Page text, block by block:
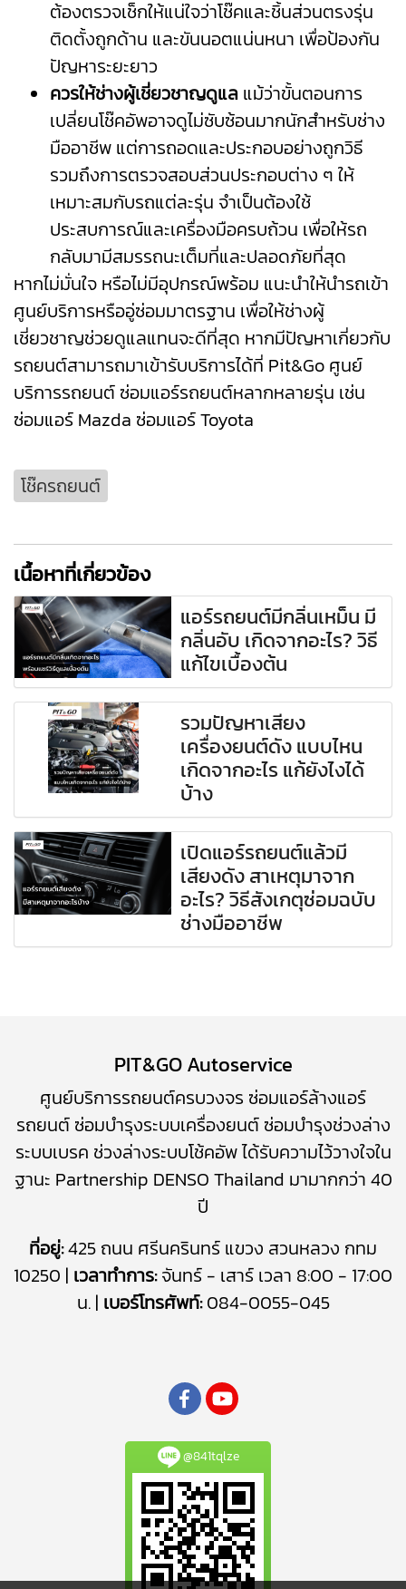
ต้องตรวจเช็กให้แน่ใจว่าโช๊คและชิ้นส่วนตรงรุ่น
ติดตั้งถูกด้าน และขันนอตแน่นหนา เพื่อป้องกัน
ปัญหาระยะยาว
ควรให้ช่างผู้เชี่ยวชาญดูแล แม้ว่าขั้นตอนการ
เปลี่ยนโช๊คอัพอาจดูไม่ซับซ้อนมากนักสำหรับช่าง
มืออาชีพ แต่การถอดและประกอบอย่างถูกวิธี
รวมถึงการตรวจสอบส่วนประกอบต่าง ๆ ให้
เหมาะสมกับรถแต่ละรุ่น จำเป็นต้องใช้
ประสบการณ์และเครื่องมือครบถ้วน เพื่อให้รถ
กลับมามีสมรรถนะเต็มที่และปลอดภัยที่สุด
หากไม่มั่นใจ หรือไม่มีอุปกรณ์พร้อม แนะนำให้นำรถเข้า
ศูนย์บริการหรืออู่ซ่อมมาตรฐาน เพื่อให้ช่างผู้
เชี่ยวชาญช่วยดูแลแทนจะดีที่สุด หากมีปัญหาเกี่ยวกับ
รถยนต์สามารถมาเข้ารับบริการได้ที่ Pit&Go ศูนย์
บริการรถยนต์ ซ่อมแอร์รถยนต์หลากหลายรุ่น เช่น
ซ่อมแอร์ Mazda ซ่อมแอร์ Toyota
โช๊ครถยนต์
เนื้อหาที่เกี่ยวข้อง
แอร์รถยนต์มีกลิ่นเหม็น มี
กลิ่นอับ เกิดจากอะไร? วิธี
แก้ไขเบื้องต้น
รวมปัญหาเสียง
เครื่องยนต์ดัง แบบไหน
เกิดจากอะไร แก้ยังไงได้
บ้าง
เปิดแอร์รถยนต์แล้วมี
เสียงดัง สาเหตุมาจาก
อะไร? วิธีสังเกตุซ่อมฉบับ
ช่างมืออาชีพ
PIT&GO Autoservice
ศูนย์บริการรถยนต์ครบวงจร ซ่อมแอร์ล้างแอร์
รถยนต์​ ซ่อมบำรุงระบบเครื่องยนต์ซ่อมบำรุงช่วงล่าง
ระบบเบรค ช่วงล่างระบบโช้คอัพได้รับความไว้วางใจใน
ฐานะ Partnership DENSO Thailand มามากกว่า 40
ปี
ที่อยู่:425 ถนน ศรีนครินทร์ แขวง สวนหลวง กทม
10250 | เวลาทำการ:จันทร์ - เสาร์ เวลา 8:00 - 17:00
น. | เบอร์โทรศัพท์: 084-0055-045
@841tqlze